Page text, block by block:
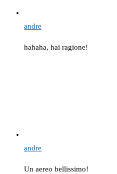
andre
hahaha, hai ragione!
andre
Un aereo bellissimo!